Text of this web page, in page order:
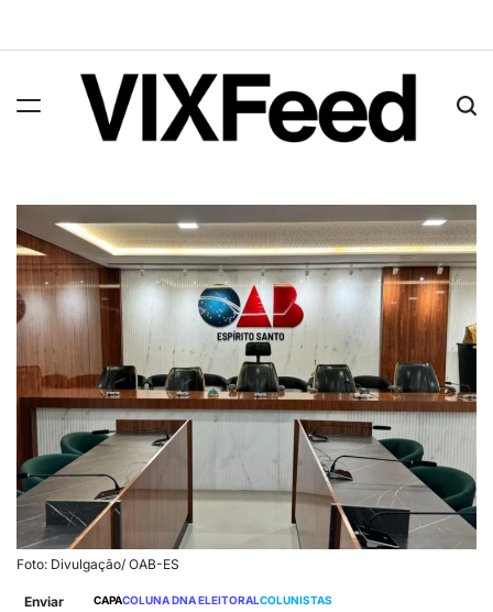
Foto: Divulgação/ OAB-ES
Enviar CAPACOLUNA DNA ELEITORALCOLUNISTAS